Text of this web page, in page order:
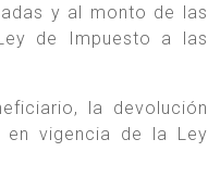
y al monto de las
de Impuesto a las
la devolución
vigencia de la Ley